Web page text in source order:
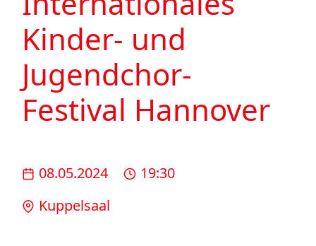
Kinder- und
Jugendchor-
Festival Hannover
08.05.2024
19:30
Kuppelsaal